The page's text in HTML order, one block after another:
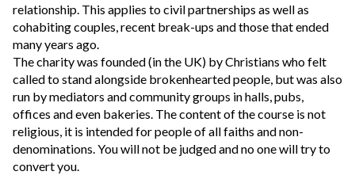
relationship. This applies to civil partnerships as well as
cohabiting couples, recent break-ups and those that ended
many years ago.
The charity was founded (in the UK) by Christians who felt
called to stand alongside brokenhearted people, but was also
run by mediators and community groups in halls, pubs,
offices and even bakeries. The content of the course is not
religious, it is intended for people of all faiths and non-
denominations. You will not be judged and no one will try to
convert you.